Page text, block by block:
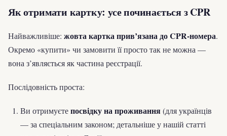
Як отримати картку: усе починається з CPR
Найважливіше: жовта картка прив’язана до CPR-номера.
Окремо «купити» чи замовити її просто так не можна —
вона з’являється як частина реєстрації.
Послідовність проста:
Ви отримуєтепосвідку на проживання(для українців
— за спеціальним законом; детальніше у нашій статті